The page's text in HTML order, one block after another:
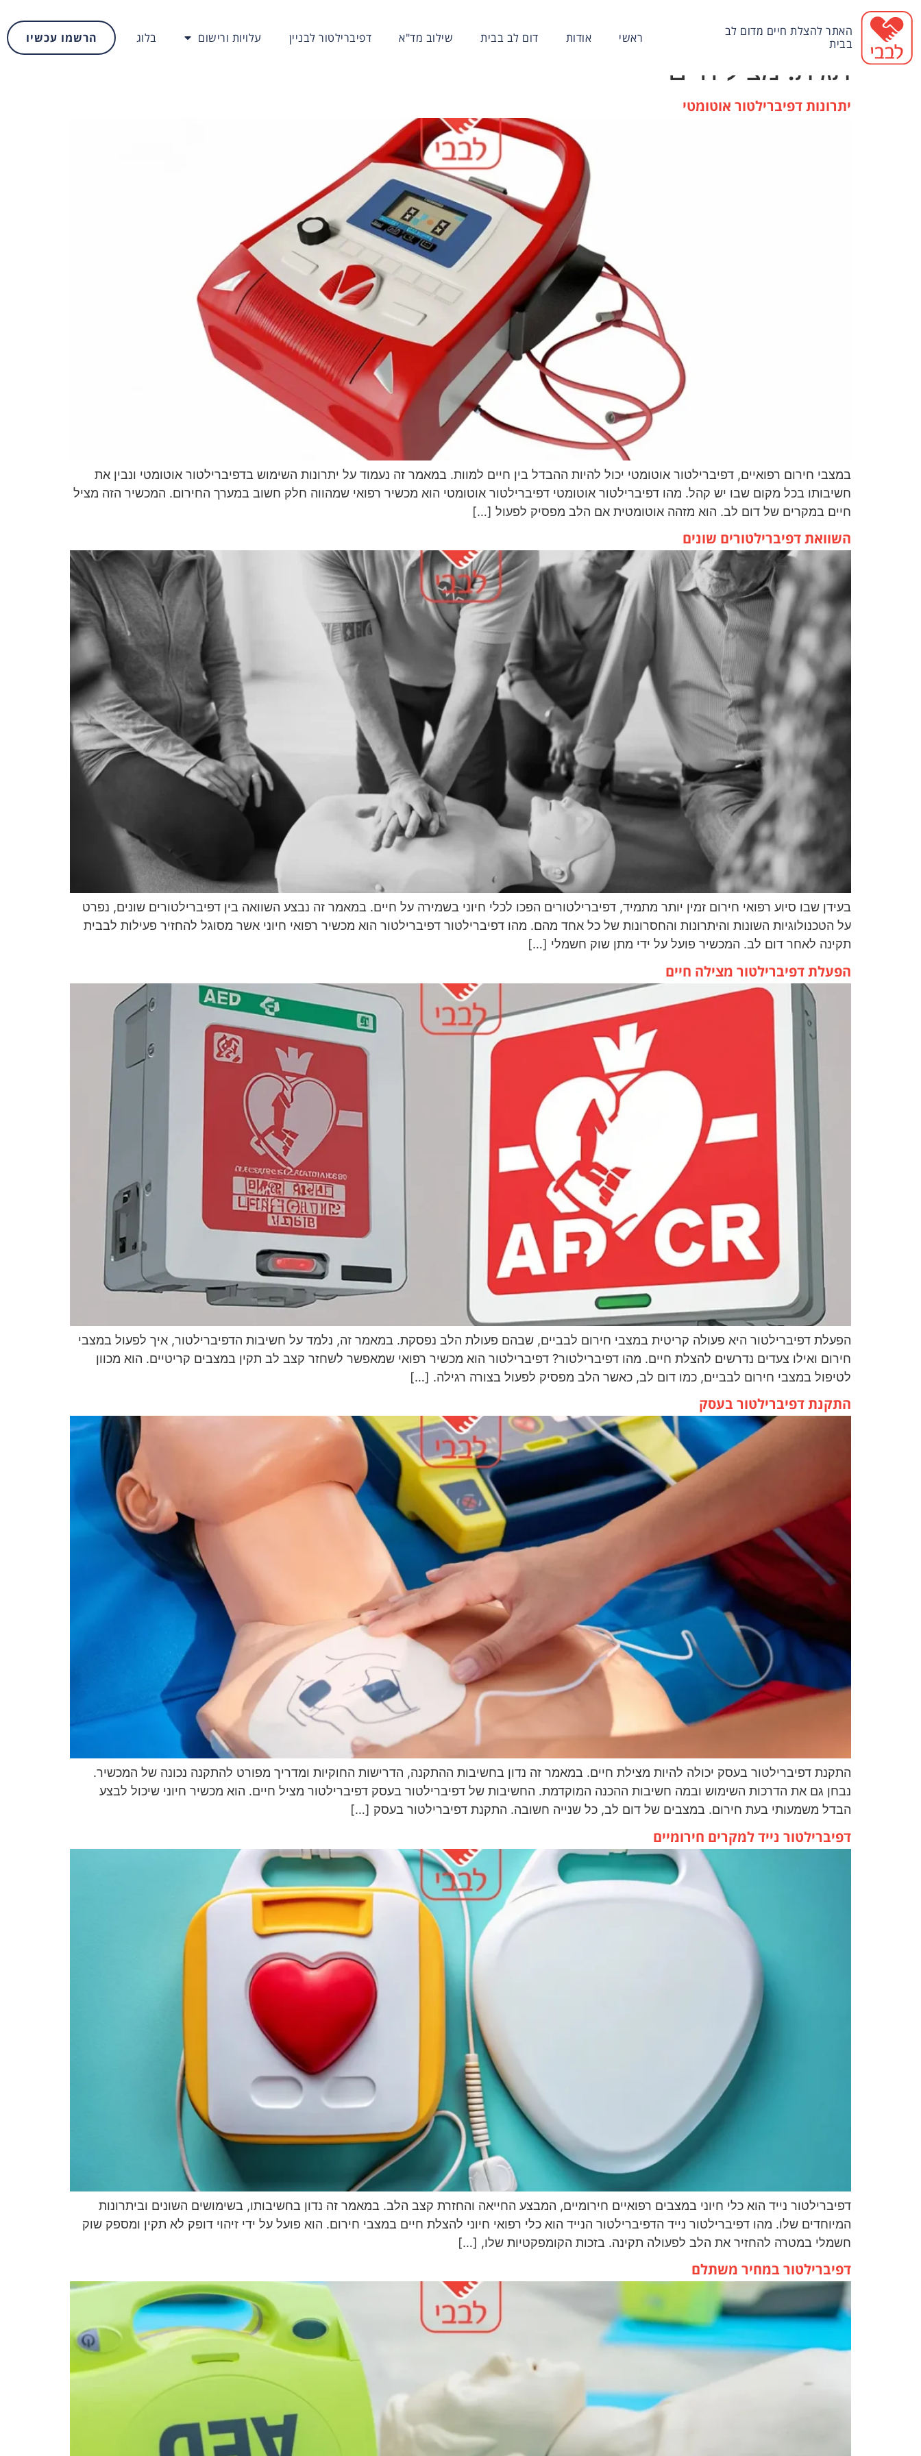
האתר להצלת חיים מדום לב
בבית
ראשי אודות דום לב בבית שילוב מד"א דפיברילטור לבניין עלויות ורישום בלוג הרשמו עכשיו
תגית: מציל חיים
יתרונות דפיברילטור אוטומטי
במצבי חירום רפואיים, דפיברילטור אוטומטי יכול להיות ההבדל בין חיים למוות. במאמר זה נעמוד על יתרונות השימוש בדפיברילטור אוטומטי ונבין את
חשיבותו בכל מקום שבו יש קהל. מהו דפיברילטור אוטומטי דפיברילטור אוטומטי הוא מכשיר רפואי שמהווה חלק חשוב במערך החירום. המכשיר הזה מציל
חיים במקרים של דום לב. הוא מזהה אוטומטית אם הלב מפסיק לפעול […]
השוואת דפיברילטורים שונים
בעידן שבו סיוע רפואי חירום זמין יותר מתמיד, דפיברילטורים הפכו לכלי חיוני בשמירה על חיים. במאמר זה נבצע השוואה בין דפיברילטורים שונים, נפרט
על הטכנולוגיות השונות והיתרונות והחסרונות של כל אחד מהם. מהו דפיברילטור דפיברילטור הוא מכשיר רפואי חיוני אשר מסוגל להחזיר פעילות לבבית
תקינה לאחר דום לב. המכשיר פועל על ידי מתן שוק חשמלי […]
הפעלת דפיברילטור מצילה חיים
הפעלת דפיברילטור היא פעולה קריטית במצבי חירום לבביים, שבהם פעולת הלב נפסקת. במאמר זה, נלמד על חשיבות הדפיברילטור, איך לפעול במצבי
חירום ואילו צעדים נדרשים להצלת חיים. מהו דפיברילטור? דפיברילטור הוא מכשיר רפואי שמאפשר לשחזר קצב לב תקין במצבים קריטיים. הוא מכוון
לטיפול במצבי חירום לבביים, כמו דום לב, כאשר הלב מפסיק לפעול בצורה רגילה. […]
התקנת דפיברילטור בעסק
התקנת דפיברילטור בעסק יכולה להיות מצילת חיים. במאמר זה נדון בחשיבות ההתקנה, הדרישות החוקיות ומדריך מפורט להתקנה נכונה של המכשיר.
נבחן גם את הדרכות השימוש ובמה חשיבות ההכנה המוקדמת. החשיבות של דפיברילטור בעסק דפיברילטור מציל חיים. הוא מכשיר חיוני שיכול לבצע
הבדל משמעותי בעת חירום. במצבים של דום לב, כל שנייה חשובה. התקנת דפיברילטור בעסק […]
דפיברילטור נייד למקרים חירומיים
דפיברילטור נייד הוא כלי חיוני במצבים רפואיים חירומיים, המבצע החייאה והחזרת קצב הלב. במאמר זה נדון בחשיבותו, בשימושים השונים וביתרונות
המיוחדים שלו. מהו דפיברילטור נייד הדפיברילטור הנייד הוא כלי רפואי חיוני להצלת חיים במצבי חירום. הוא פועל על ידי זיהוי דופק לא תקין ומספק שוק
חשמלי במטרה להחזיר את הלב לפעולה תקינה. בזכות הקומפקטיות שלו, […]
דפיברילטור במחיר משתלם